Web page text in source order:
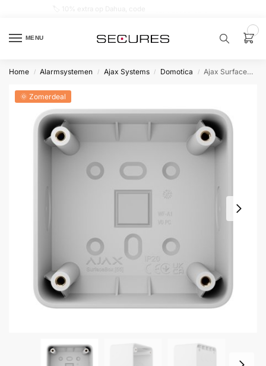
MENU
product…
installatie
Alarmsystemen
Camera's
Home / Alarmsystemen / Ajax Systems / Domotica / Ajax Surfacebox [55]
🌞 Zomerdeal